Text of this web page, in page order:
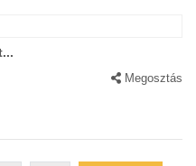
Megosztás